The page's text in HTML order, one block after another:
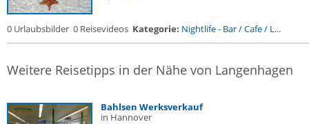
0 Urlaubsbilder 0 Reisevideos Kategorie: Nightlife- Bar / Cafe / L...
Weitere Reisetipps in der Nähe von Langenhagen
Bahlsen Werksverkauf
in Hannover